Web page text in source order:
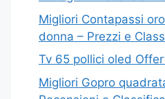
Migliori Contapassi
donna – Prezzi e
Tv 65 pollici oled
Migliori Gopro